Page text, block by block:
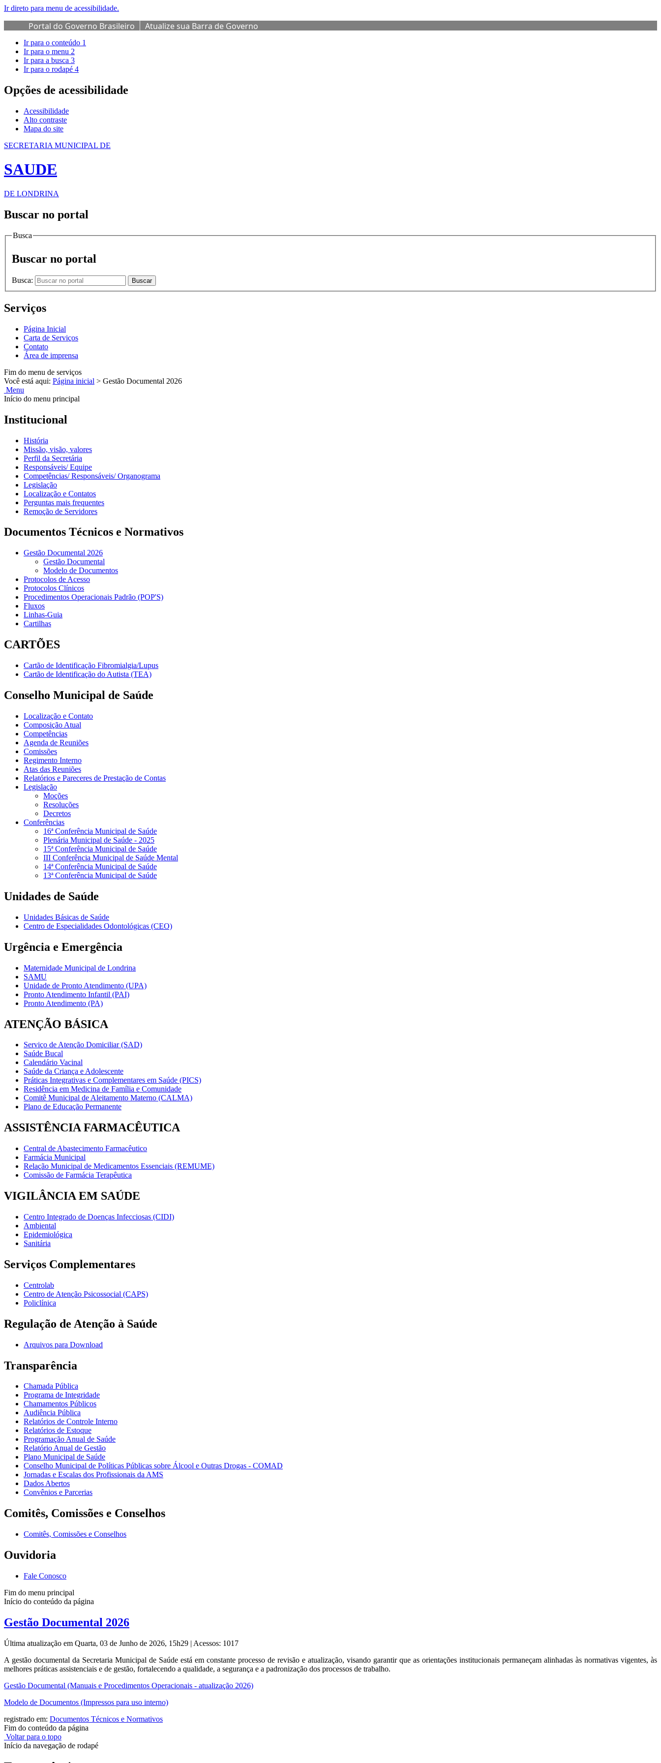
Ir direto para menu de acessibilidade.
Portal do Governo Brasileiro Atualize sua Barra de Governo
Ir para o conteúdo 1
Ir para o menu 2
Ir para a busca 3
Ir para o rodapé 4
Opções de acessibilidade
Acessibilidade
Alto contraste
Mapa do site
SECRETARIA MUNICIPAL DE
SAUDE
DE LONDRINA
Buscar no portal
Busca
Buscar no portal
Busca: Buscar
Serviços
Página Inicial
Carta de Serviços
Contato
Área de imprensa
Fim do menu de serviços
Você está aqui: Página inicial > Gestão Documental 2026
Menu
Início do menu principal
Institucional
História
Missão, visão, valores
Perfil da Secretária
Responsáveis/ Equipe
Competências/ Responsáveis/ Organograma
Legislação
Localização e Contatos
Perguntas mais frequentes
Remoção de Servidores
Documentos Técnicos e Normativos
Gestão Documental 2026
Gestão Documental
Modelo de Documentos
Protocolos de Acesso
Protocolos Clínicos
Procedimentos Operacionais Padrão (POP'S)
Fluxos
Linhas-Guia
Cartilhas
CARTÕES
Cartão de Identificação Fibromialgia/Lupus
Cartão de Identificação do Autista (TEA)
Conselho Municipal de Saúde
Localização e Contato
Composição Atual
Competências
Agenda de Reuniões
Comissões
Regimento Interno
Atas das Reuniões
Relatórios e Pareceres de Prestação de Contas
Legislação
Moções
Resoluções
Decretos
Conferências
16ª Conferência Municipal de Saúde
Plenária Municipal de Saúde - 2025
15ª Conferência Municipal de Saúde
III Conferência Municipal de Saúde Mental
14ª Conferência Municipal de Saúde
13ª Conferência Municipal de Saúde
Unidades de Saúde
Unidades Básicas de Saúde
Centro de Especialidades Odontológicas (CEO)
Urgência e Emergência
Maternidade Municipal de Londrina
SAMU
Unidade de Pronto Atendimento (UPA)
Pronto Atendimento Infantil (PAI)
Pronto Atendimento (PA)
ATENÇÃO BÁSICA
Serviço de Atenção Domiciliar (SAD)
Saúde Bucal
Calendário Vacinal
Saúde da Criança e Adolescente
Práticas Integrativas e Complementares em Saúde (PICS)
Residência em Medicina de Família e Comunidade
Comitê Municipal de Aleitamento Materno (CALMA)
Plano de Educação Permanente
ASSISTÊNCIA FARMACÊUTICA
Central de Abastecimento Farmacêutico
Farmácia Municipal
Relação Municipal de Medicamentos Essenciais (REMUME)
Comissão de Farmácia Terapêutica
VIGILÂNCIA EM SAÚDE
Centro Integrado de Doenças Infecciosas (CIDI)
Ambiental
Epidemiológica
Sanitária
Serviços Complementares
Centrolab
Centro de Atenção Psicossocial (CAPS)
Policlínica
Regulação de Atenção à Saúde
Arquivos para Download
Transparência
Chamada Pública
Programa de Integridade
Chamamentos Públicos
Audiência Pública
Relatórios de Controle Interno
Relatórios de Estoque
Programação Anual de Saúde
Relatório Anual de Gestão
Plano Municipal de Saúde
Conselho Municipal de Políticas Públicas sobre Álcool e Outras Drogas - COMAD
Jornadas e Escalas dos Profissionais da AMS
Dados Abertos
Convênios e Parcerias
Comitês, Comissões e Conselhos
Comitês, Comissões e Conselhos
Ouvidoria
Fale Conosco
Fim do menu principal
Início do conteúdo da página
Gestão Documental 2026
Última atualização em Quarta, 03 de Junho de 2026, 15h29 | Acessos: 1017
A gestão documental da Secretaria Municipal de Saúde está em constante processo de revisão e atualização, visando garantir que as orientações institucionais permaneçam alinhadas às normativas vigentes, às
melhores práticas assistenciais e de gestão, fortalecendo a qualidade, a segurança e a padronização dos processos de trabalho.
Gestão Documental (Manuais e Procedimentos Operacionais - atualização 2026)
Modelo de Documentos (Impressos para uso interno)
registrado em: Documentos Técnicos e Normativos
Fim do conteúdo da página
Voltar para o topo
Início da navegação de rodapé